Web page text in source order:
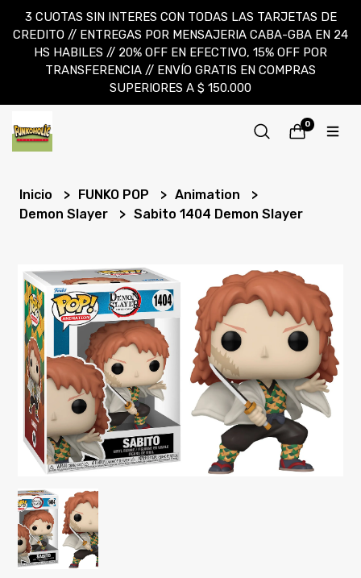
3 CUOTAS SIN INTERES CON TODAS LAS TARJETAS DE
CREDITO // ENTREGAS POR MENSAJERIA CABA-GBA EN 24
HS HABILES // 20% OFF EN EFECTIVO, 15% OFF POR
TRANSFERENCIA // ENVÍO GRATIS EN COMPRAS
SUPERIORES A $ 150.000
0
Inicio FUNKO POP
Animation
Demon Slayer
Sabito 1404 Demon Slayer